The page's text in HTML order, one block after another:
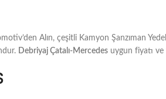
Alın, çeşitli Kamyon Şanzıman
Debriyaj Çatalı-Mercedes uygun fiyatı ve